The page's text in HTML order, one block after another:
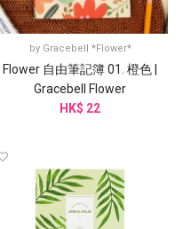
by Gracebell *Flower*
Flower 自由筆記簿 01. 橙色 |
Gracebell Flower
HK$ 22